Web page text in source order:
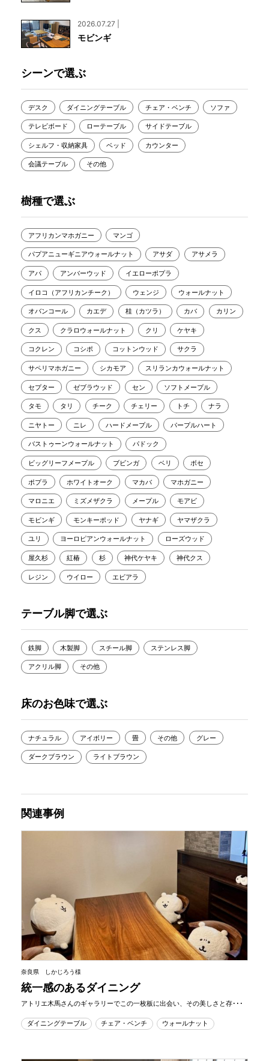
2026.07.27 |
モビンギ
シーンで選ぶ
デスク ダイニングテーブル チェア・ベンチ ソファ
テレビボード ローテーブル サイドテーブル
シェルフ・収納家具 ベッド カウンター
会議テーブル その他
樹種で選ぶ
アフリカンマホガニー マンゴ
パプアニューギニアウォールナット アサダ アサメラ
アパ アンバーウッド イエローポプラ
イロコ（アフリカンチーク） ウェンジ ウォールナット
オバンコール カエデ 桂（カツラ） カバ カリン
クス クラロウォールナット クリ ケヤキ
コクレン コシポ コットンウッド サクラ
サペリマホガニー シカモア スリランカウォールナット
セプター ゼブラウッド セン ソフトメープル
タモ タリ チーク チェリー トチ ナラ
ニヤトー ニレ ハードメープル パープルハート
バストゥーンウォールナット パドック
ビッグリーフメープル ブビンガ ベリ ボセ
ポプラ ホワイトオーク マカバ マホガニー
マロニエ ミズメザクラ メープル モアビ
モビンギ モンキーポッド ヤナギ ヤマザクラ
ユリ ヨーロピアンウォールナット ローズウッド
屋久杉 紅椿 杉 神代ケヤキ 神代クス
レジン ウイロー エビアラ
テーブル脚で選ぶ
鉄脚 木製脚 スチール脚 ステンレス脚
アクリル脚 その他
床のお色味で選ぶ
ナチュラル アイボリー 畳 その他 グレー
ダークブラウン ライトブラウン
関連事例
奈良県 しかじろう様
統一感のあるダイニング
アトリエ木馬さんのギャラリーでこの一枚板に出会い、その美しさと存･･･
ダイニングテーブル チェア・ベンチ ウォールナット